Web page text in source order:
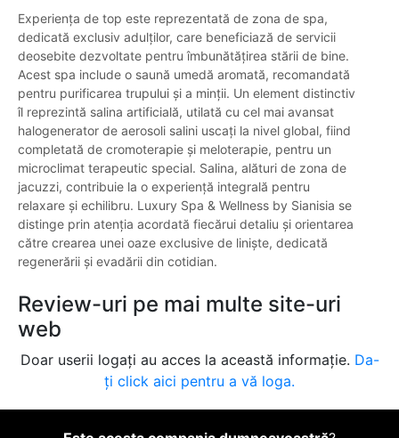
Experiența de top este reprezentată de zona de spa,
dedicată exclusiv adulților, care beneficiază de servicii
deosebite dezvoltate pentru îmbunătățirea stării de bine.
Acest spa include o saună umedă aromată, recomandată
pentru purificarea trupului și a minții. Un element distinctiv
îl reprezintă salina artificială, utilată cu cel mai avansat
halogenerator de aerosoli salini uscați la nivel global, fiind
completată de cromoterapie și meloterapie, pentru un
microclimat terapeutic special. Salina, alături de zona de
jacuzzi, contribuie la o experiență integrală pentru
relaxare și echilibru. Luxury Spa & Wellness by Sianisia se
distinge prin atenția acordată fiecărui detaliu și orientarea
către crearea unei oaze exclusive de liniște, dedicată
regenerării și evadării din cotidian.
Review-uri pe mai multe site-uri
web
Doar userii logați au acces la această informație. Da-
ți click aici pentru a vă loga.